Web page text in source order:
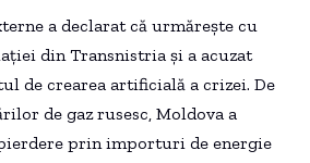
a declarat că urmărește cu
din Transnistria și a acuzat
de crearea artificială a crizei. De
de gaz rusesc, Moldova a
prin importuri de energie